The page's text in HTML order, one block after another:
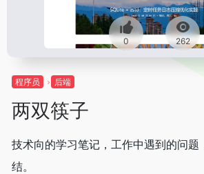
0 262
程序员 后端
两双筷子
技术向的学习笔记，工作中遇到的问题
结。